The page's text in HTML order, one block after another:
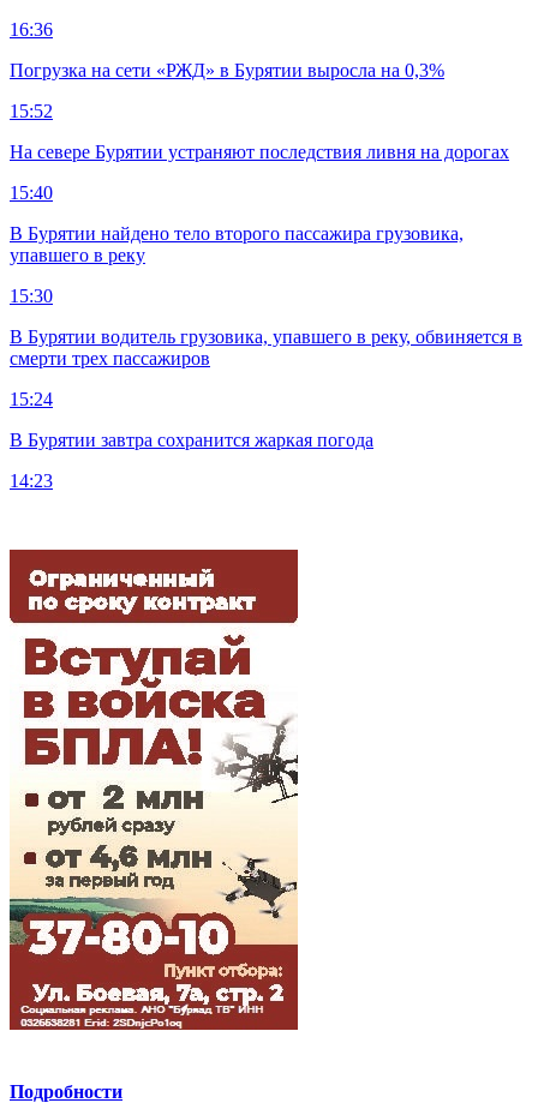
16:36
Погрузка на сети «РЖД» в Бурятии выросла на 0,3%
15:52
На севере Бурятии устраняют последствия ливня на дорогах
15:40
В Бурятии найдено тело второго пассажира грузовика,
упавшего в реку
15:30
В Бурятии водитель грузовика, упавшего в реку, обвиняется в
смерти трех пассажиров
15:24
В Бурятии завтра сохранится жаркая погода
14:23
Подробности